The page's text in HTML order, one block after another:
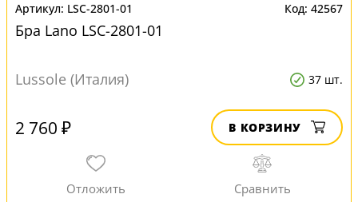
LSC-2801-01 42567
Бра Lano LSC-2801-01
Lussole (Италия) 37 шт.
2 760 ₽ В КОРЗИНУ